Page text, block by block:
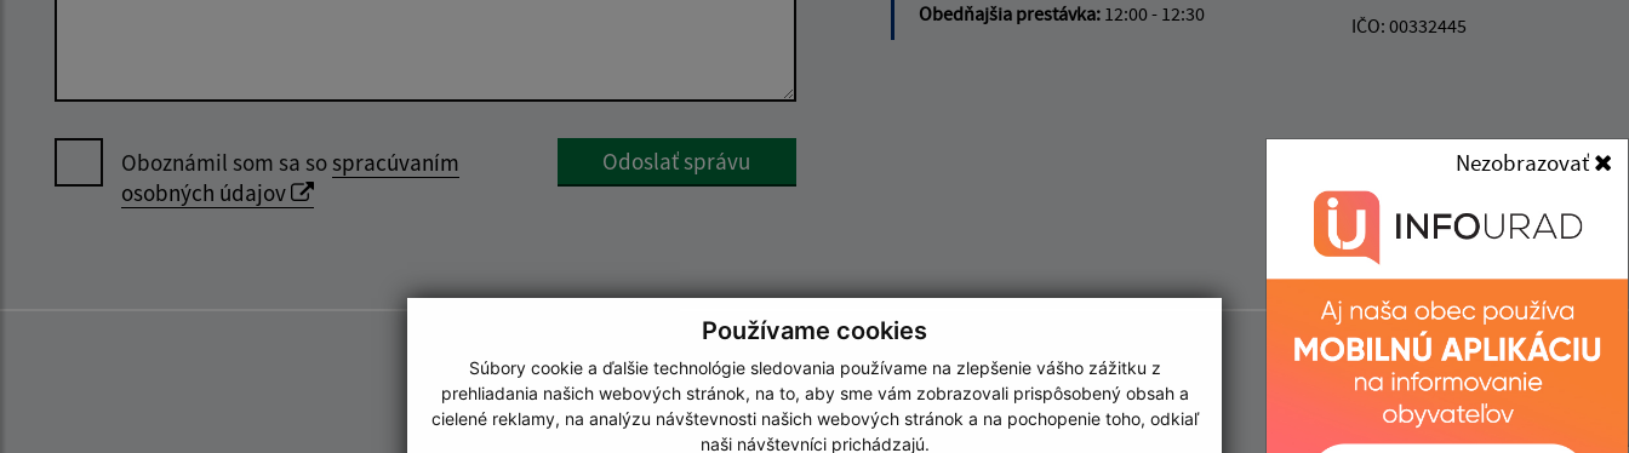
Používame cookies
Súbory cookie a ďalšie technológie sledovania používame na zlepšenie vášho zážitku z
prehliadania našich webových stránok, na to, aby sme vám zobrazovali prispôsobený obsah a
cielené reklamy, na analýzu návštevnosti našich webových stránok a na pochopenie toho, odkiaľ
naši návštevníci prichádzajú.
Nezobrazovať
Oboznámil som sa sospracúvaním
osobných údajov
Odoslať správu
Obedňajšia prestávka: 12:00 - 12:30
IČO: 00332445